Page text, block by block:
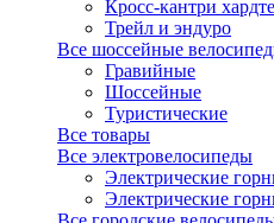
Кросс-кантри
Трейл и эндуро
Все шоссейные
Гравийные
Шоссейные
Туристические
Все товары
Все электровелосипеды
Электрические
Электрические